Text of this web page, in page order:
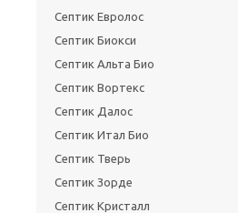
Септик Евролос
Септик Биокси
Септик Альта Био
Септик Вортекс
Септик Далос
Септик Итал Био
Септик Тверь
Септик Зорде
Септик Кристалл